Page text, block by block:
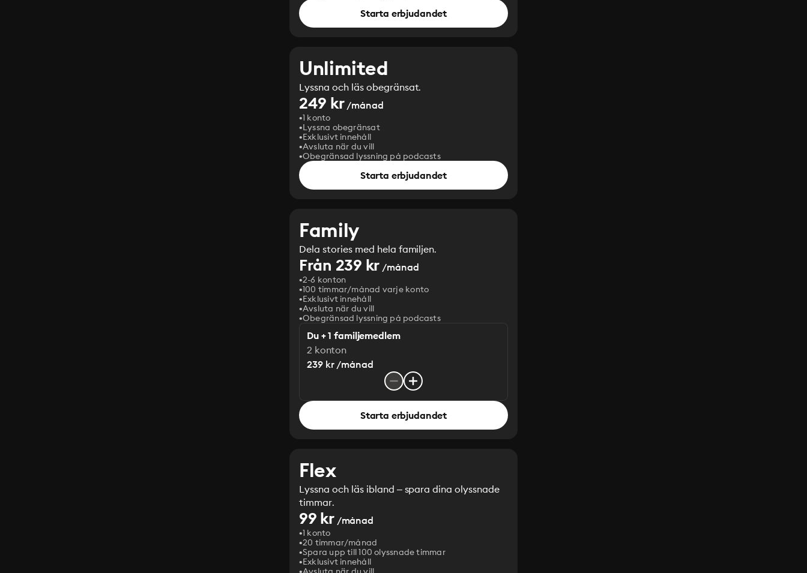
Starta erbjudandet
Unlimited
Lyssna och läs obegränsat.
249 kr/månad
1 konto
Lyssna obegränsat
Exklusivt innehåll
Avsluta när du vill
Obegränsad lyssning på podcasts
Starta erbjudandet
Family
Dela stories med hela familjen.
Från 239 kr /månad
2-6 konton
100 timmar/månad varje konto
Exklusivt innehåll
Avsluta när du vill
Obegränsad lyssning på podcasts
Du + 1 familjemedlem
2 konton
239 kr /månad
Starta erbjudandet
Flex
Lyssna och läs ibland – spara dina olyssnade
timmar.
99 kr/månad
1 konto
20 timmar/månad
Spara upp till 100 olyssnade timmar
Exklusivt innehåll